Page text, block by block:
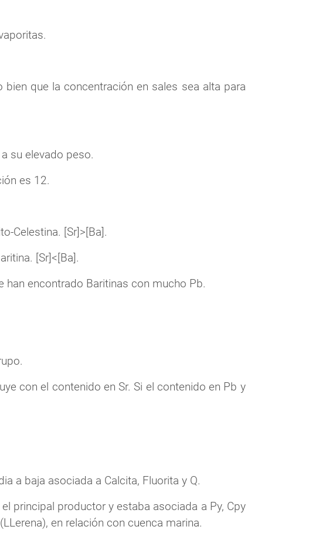
que la concentración en sales sea alta para
su elevado peso.
es 12.
Celestina. [Sr]>[Ba].
[Sr]<[Ba].
han encontrado Baritinas con mucho Pb.
con el contenido en Sr. Si el contenido en Pb y
a baja asociada a Calcita, Fluorita y Q.
principal productor y estaba asociada a Py, Cpy
en relación con cuenca marina.